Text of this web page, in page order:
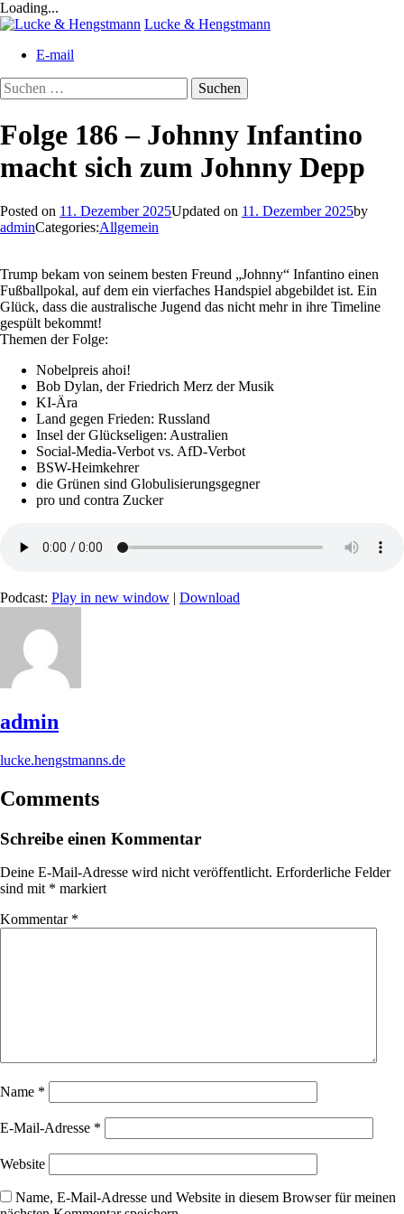
Loading...
Skip
content
Lucke & Hengstmann
E-mail
Suchen
nach:
Folge 186 – Johnny Infantino
macht sich zum Johnny Depp
Posted on 11. Dezember 2025Updated on 11. Dezember 2025by
adminCategories:Allgemein
Trump bekam von seinem besten Freund „Johnny“ Infantino einen
Fußballpokal, auf dem ein vierfaches Handspiel abgebildet ist. Ein
Glück, dass die australische Jugend das nicht mehr in ihre Timeline
gespült bekommt!
Themen der Folge:
Nobelpreis ahoi!
Bob Dylan, der Friedrich Merz der Musik
KI-Ära
Land gegen Frieden: Russland
Insel der Glückseligen: Australien
Social-Media-Verbot vs. AfD-Verbot
BSW-Heimkehrer
die Grünen sind Globulisierungsgegner
pro und contra Zucker
Podcast: Play in new window | Download
admin
lucke.hengstmanns.de
Comments
Schreibe einen Kommentar
Deine E-Mail-Adresse wird nicht veröffentlicht. Erforderliche Felder
sind mit * markiert
Kommentar *
Name *
E-Mail-Adresse *
Website
Name, E-Mail-Adresse und Website in diesem Browser für meinen